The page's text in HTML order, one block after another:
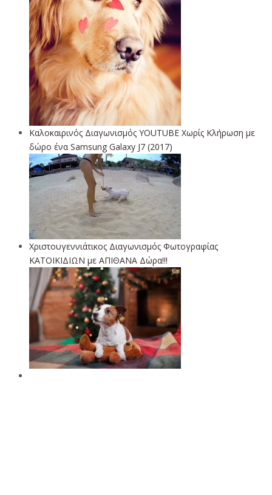
Καλοκαιρινός Διαγωνισμός YOUTUBE Χωρίς Κλήρωση με
δώρο ένα Samsung Galaxy J7 (2017)
Χριστουγεννιάτικος Διαγωνισμός Φωτογραφίας
ΚΑΤΟΙΚΙΔΙΩΝ με ΑΠΙΘΑΝΑ Δώρα!!!